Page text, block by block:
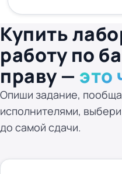
Купить
работу по
праву — это
Опиши задание,
исполнителями,
до самой сдачи.